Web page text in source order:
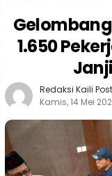
Gelombang
1.650
Redaksi Kaili Post
Kamis, 14 Mei